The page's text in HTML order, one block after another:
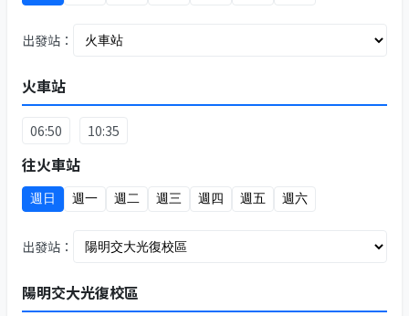
出發站：
火車站
06:50 10:35
往火車站
週日 週一 週二 週三 週四 週五 週六
出發站：
陽明交大光復校區